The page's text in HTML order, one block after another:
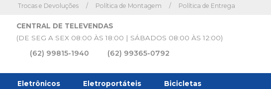
Política de Entrega
/
Política de Montagem
/
Trocas e Devoluções
CENTRAL DE TELEVENDAS
(DE SEG A SEX 08:00 ÀS 18:00 | SÁBADOS 08:00 ÀS 12:00)
(62) 99815-1940 (62) 99365-0792
Eletrônicos Eletroportáteis Bicicletas